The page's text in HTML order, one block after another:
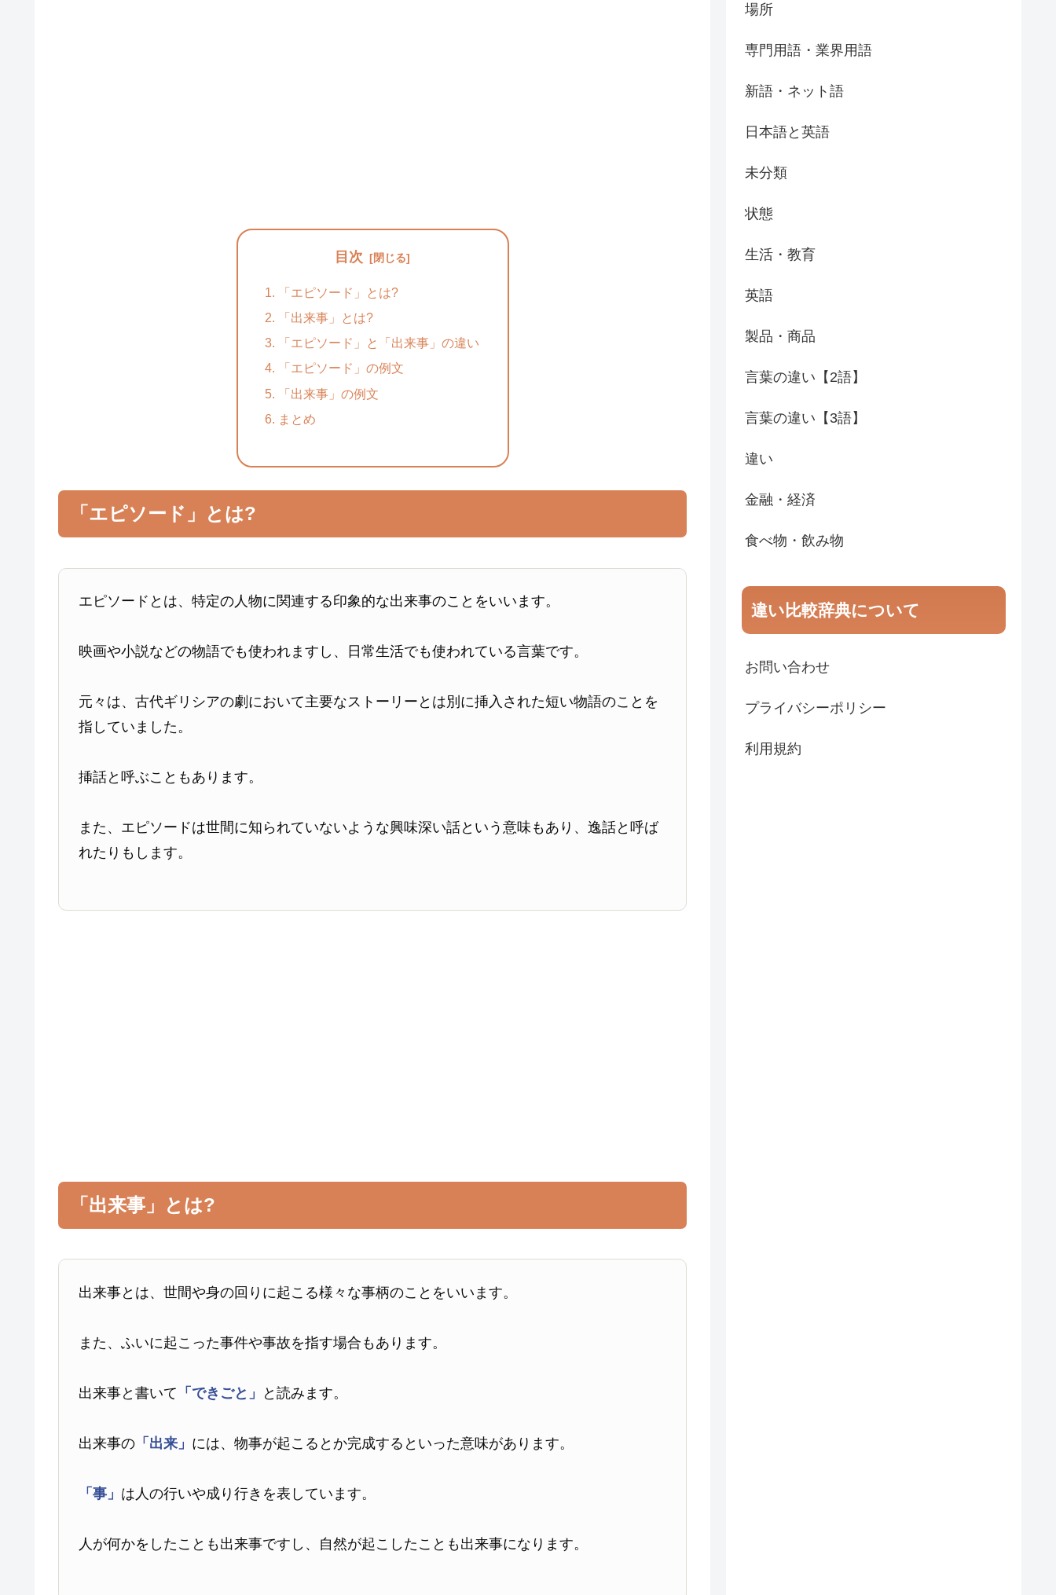
目次
「エピソード」とは?
「出来事」とは?
「エピソード」と「出来事」の違い
「エピソード」の例文
「出来事」の例文
まとめ
「エピソード」とは?
エピソードとは、特定の人物に関連する印象的な出来事のことをいいます。
映画や小説などの物語でも使われますし、日常生活でも使われている言葉です。
元々は、古代ギリシアの劇において主要なストーリーとは別に挿入された短い物語のことを
指していました。
挿話と呼ぶこともあります。
また、エピソードは世間に知られていないような興味深い話という意味もあり、逸話と呼ば
れたりもします。
「出来事」とは?
出来事とは、世間や身の回りに起こる様々な事柄のことをいいます。
また、ふいに起こった事件や事故を指す場合もあります。
出来事と書いて 「できごと」 と読みます。
出来事の 「出来」 には、物事が起こるとか完成するといった意味があります。
「事」 は人の行いや成り行きを表しています。
人が何かをしたことも出来事ですし、自然が起こしたことも出来事になります。
場所
専門用語・業界用語
新語・ネット語
日本語と英語
未分類
状態
生活・教育
英語
製品・商品
言葉の違い【2語】
言葉の違い【3語】
違い
金融・経済
食べ物・飲み物
違い比較辞典について
お問い合わせ
プライバシーポリシー
利用規約